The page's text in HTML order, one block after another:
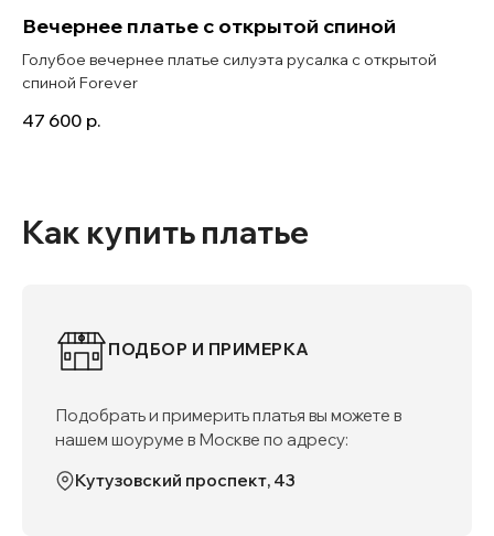
Вечернее платье с открытой спиной
Голубое вечернее платье силуэта русалка с открытой
спиной Forever
47 600 р.
Как купить платье
ПОДБОР И ПРИМЕРКА
Подобрать и примерить платья вы можете в
нашем шоуруме в Москве по адресу:
Кутузовский проспект, 43